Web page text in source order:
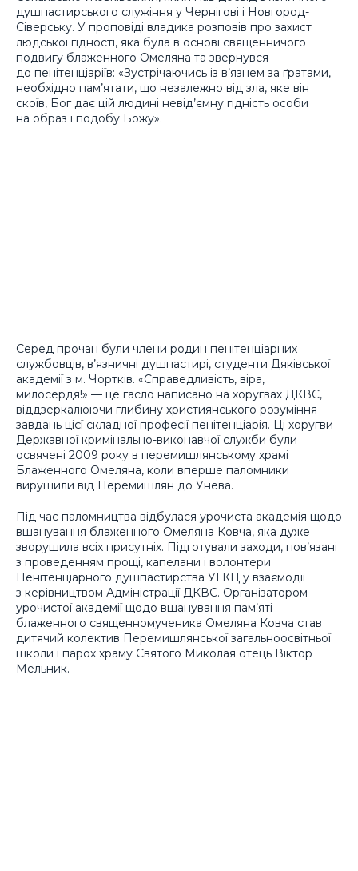
душпастирського служіння у Чернігові і Новгород-
Сіверську. У проповіді владика розповів про захист
людської гідності, яка була в основі священничого
подвигу блаженного Омеляна та звернувся
до пенітенціаріїв: «Зустрічаючись із в’язнем за ґратами,
необхідно пам’ятати, що незалежно від зла, яке він
скоїв, Бог дає цій людині невід’ємну гідність особи
на образ і подобу Божу».
Серед прочан були члени родин пенітенціарних
службовців, в’язничні душпастирі, студенти Дяківської
академії з м. Чортків. «Справедливість, віра,
милосердя!» — це гасло написано на хоругвах ДКВС,
віддзеркалюючи глибину християнського розуміння
завдань цієї складної професії пенітенціарія. Ці хоругви
Державної кримінально-виконавчої служби були
освячені 2009 року в перемишлянському храмі
Блаженного Омеляна, коли вперше паломники
вирушили від Перемишлян до Унева.
Під час паломництва відбулася урочиста академія щодо
вшанування блаженного Омеляна Ковча, яка дуже
зворушила всіх присутніх. Підготували заходи, пов’язані
з проведенням прощі, капелани і волонтери
Пенітенціарного душпастирства УГКЦ у взаємодії
з керівництвом Адміністрації ДКВС. Організатором
урочистої академії щодо вшанування пам’яті
блаженного священномученика Омеляна Ковча став
дитячий колектив Перемишлянської загальноосвітньої
школи і парох храму Святого Миколая отець Віктор
Мельник.